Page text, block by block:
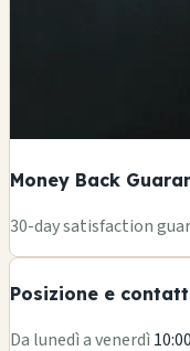
Money Back
30-day satisfaction
Posizione e
Da lunedì a venerdì